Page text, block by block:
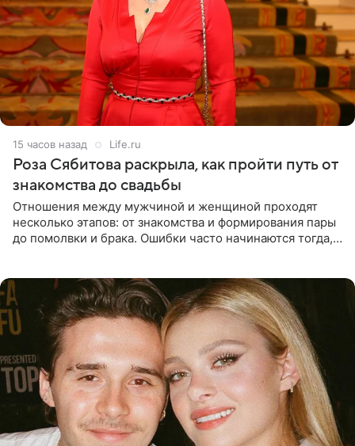
15 часов назад Life.ru
Роза Сябитова раскрыла, как пройти путь от
знакомства до свадьбы
Отношения между мужчиной и женщиной проходят
несколько этапов: от знакомства и формирования пары
до помолвки и брака. Ошибки часто начинаются тогда,